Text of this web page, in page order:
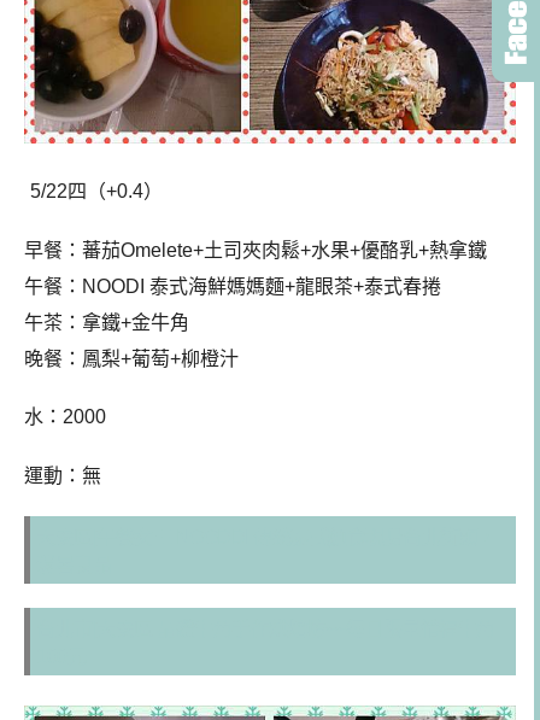
5/22四（+0.4）
早餐：蕃茄Omelete+土司夾肉鬆+水果+優酪乳+熱拿鐵
午餐 ：NOODI 泰式海鮮媽媽麵+龍眼茶+泰式春捲
午茶：拿鐵+金牛角
晚餐：鳳梨+葡萄+柳橙汁
水：2000
運動：無